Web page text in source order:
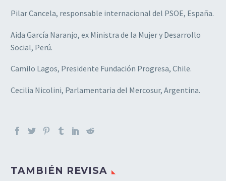
Pilar Cancela, responsable internacional del PSOE, España.
Aida García Naranjo, ex Ministra de la Mujer y Desarrollo
Social, Perú.
Camilo Lagos, Presidente Fundación Progresa, Chile.
Cecilia Nicolini, Parlamentaria del Mercosur, Argentina.
TAMBIÉN REVISA